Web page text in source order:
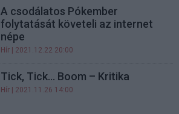
A csodálatos Pókember
folytatását követeli az internet
népe
Hír | 2021.12.22 20:00
Tick, Tick… Boom – Kritika
Hír | 2021.11.26 14:00